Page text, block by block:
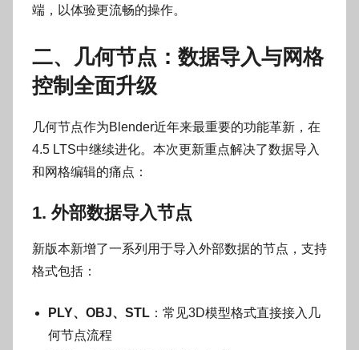
端，以体验更流畅的操作。
二、几何节点：数据导入与网格
控制全面升级
几何节点作为Blender近年来最重要的功能革新，在
4.5 LTS中继续进化。本次更新重点解决了数据导入
和网格编辑的痛点：
1. 外部数据导入节点
新版本新增了一系列用于导入外部数据的节点，支持
格式包括：
PLY、OBJ、STL ：常见3D模型格式直接接入几
何节点流程